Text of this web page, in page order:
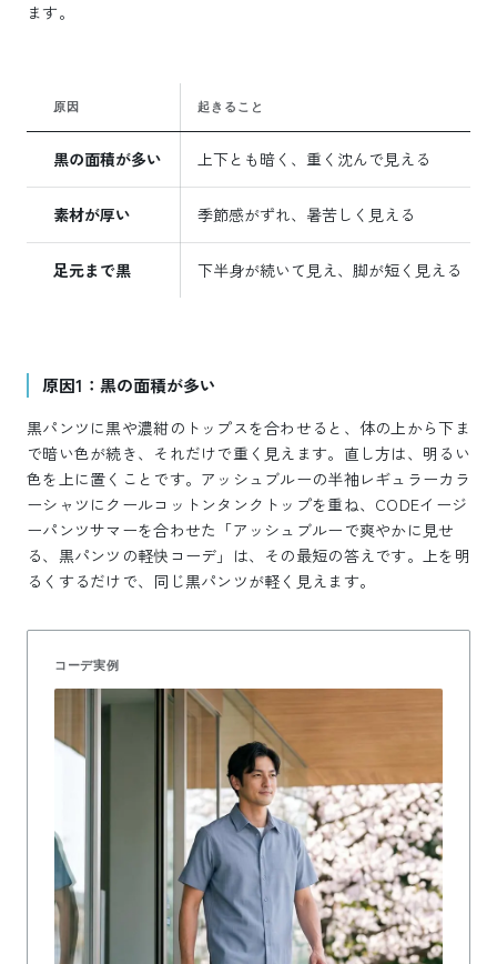
ます。
原因 起きること
黒の面積が多い 上下とも暗く、重く沈んで見える
素材が厚い 季節感がずれ、暑苦しく見える
足元まで黒 下半身が続いて見え、脚が短く見える
原因1：黒の面積が多い
黒パンツに黒や濃紺のトップスを合わせると、体の上から下ま
で暗い色が続き、それだけで重く見えます。直し方は、明るい
色を上に置くことです。アッシュブルーの半袖レギュラーカラ
ーシャツにクールコットンタンクトップを重ね、CODEイージ
ーパンツサマーを合わせた「アッシュブルーで爽やかに見せ
る、黒パンツの軽快コーデ」は、その最短の答えです。上を明
るくするだけで、同じ黒パンツが軽く見えます。
コーデ実例